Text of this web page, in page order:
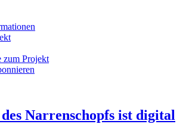
zum Projekt
Narrenschopfs ist digital